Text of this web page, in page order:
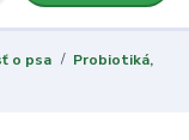
o psa
Probiotiká,